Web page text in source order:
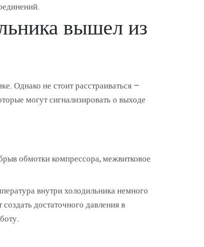
вышел из
Однако не стоит расстраиваться –
могут сигнализировать о выходе
обмотки компрессора, межвитковое
внутри холодильника немного
достаточного давления в